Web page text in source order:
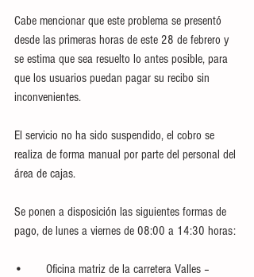
Cabe mencionar que este problema se presentó
desde las primeras horas de este 28 de febrero y
se estima que sea resuelto lo antes posible, para
que los usuarios puedan pagar su recibo sin
inconvenientes.
El servicio no ha sido suspendido, el cobro se
realiza de forma manual por parte del personal del
área de cajas.
Se ponen a disposición las siguientes formas de
pago, de lunes a viernes de 08:00 a 14:30 horas:
•	Oficina matriz de la carretera Valles –